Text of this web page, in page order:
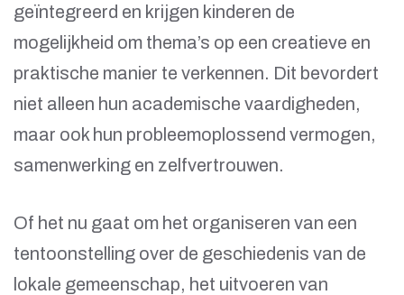
geïntegreerd en krijgen kinderen de
mogelijkheid om thema’s op een creatieve en
praktische manier te verkennen. Dit bevordert
niet alleen hun academische vaardigheden,
maar ook hun probleemoplossend vermogen,
samenwerking en zelfvertrouwen.
Of het nu gaat om het organiseren van een
tentoonstelling over de geschiedenis van de
lokale gemeenschap, het uitvoeren van